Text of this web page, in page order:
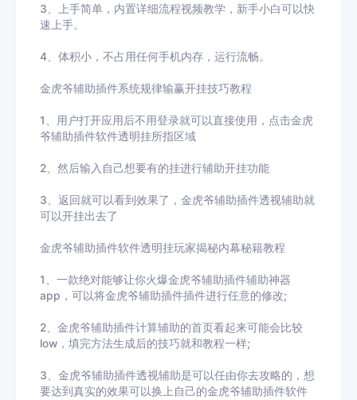
3、上手简单，内置详细流程视频教学，新手小白可以快
速上手。
4、体积小，不占用任何手机内存，运行流畅。
金虎爷辅助插件系统规律输赢开挂技巧教程
1、用户打开应用后不用登录就可以直接使用，点击金虎
爷辅助插件软件透明挂所指区域
2、然后输入自己想要有的挂进行辅助开挂功能
3 、返回就可以看到效果了， 金虎爷辅助插件透视辅助就
可以开挂出去了
金虎爷辅助插件软件透明挂玩家揭秘内幕秘籍教程
1、一款绝对能够让你火爆金虎爷辅助插件辅助神器
app，可以将金虎爷辅助插件插件进行任意的修改;
2、 金虎爷辅助插件计算辅助的首页看起来可能会比较
low ，填完方法生成后的技巧就和教程一样;
3、 金虎爷辅助插件透视辅助是可以任由你去攻略的，想
要达到真实的效果可以换上自己的金虎爷辅助插件软件